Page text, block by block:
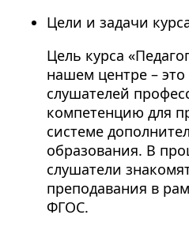
Цели и задачи
Цель курса
нашем центре –
слушателей
компетенцию для
системе
образования. В
слушатели
преподавания в
ФГОС.